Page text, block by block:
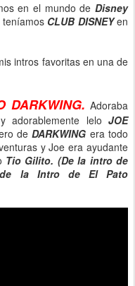
en el mundo de Disney
teníamos CLUB DISNEYen
intros favoritas en una de
DARKWING. Adoraba
adorablemente lelo JOE
deDARKWING era todo
y Joe era ayudante
Tio Gilito. (De la intro de
de la Intro de El Pato